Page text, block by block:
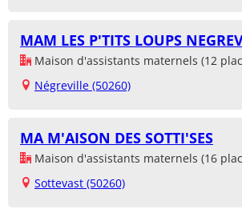
MAM LES P'TITS LOUPS
Maison d'assistants maternels (12
Négreville (50260)
MA M'AISON DES SOTTI'SES
Maison d'assistants maternels (16
Sottevast (50260)